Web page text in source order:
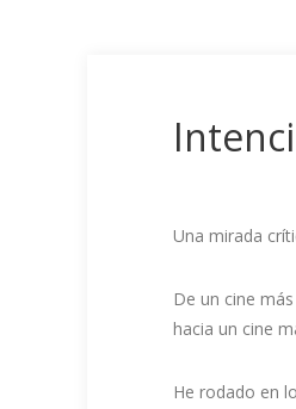
Una mirada
De un cine
hacia un cine
He rodado en